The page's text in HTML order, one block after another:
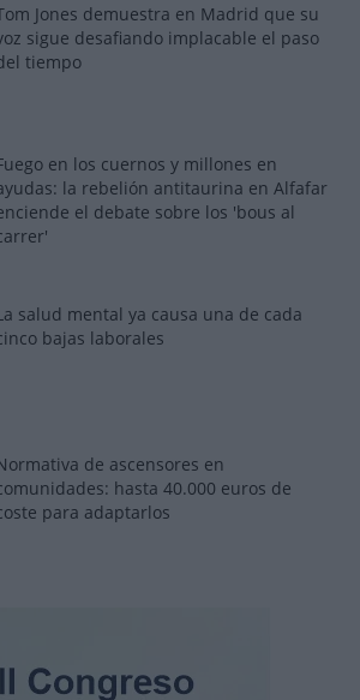
Jones demuestra en Madrid que su
sigue desafiando implacable el paso
tiempo
en los cuernos y millones en
la rebelión antitaurina en Alfafar
el debate sobre los 'bous al
salud mental ya causa una de cada
bajas laborales
de ascensores en
hasta 40.000 euros de
para adaptarlos